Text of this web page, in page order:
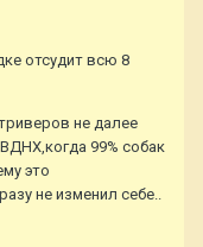
отсудит всю 8
не далее
99% собак
это
не изменил себе..